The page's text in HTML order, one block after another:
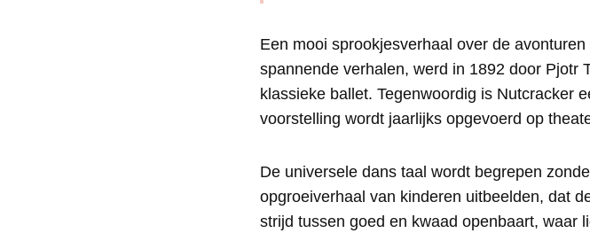
Een mooi sprookjesverhaal over de
spannende verhalen, werd in 1892 door Pjotr
klassieke ballet. Tegenwoordig is Nutcracker
voorstelling wordt jaarlijks opgevoerd op
De universele dans taal wordt begrepen
opgroeiverhaal van kinderen uitbeelden, dat
strijd tussen goed en kwaad openbaart, waar